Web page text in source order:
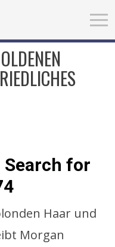
for
Haar und
Morgan